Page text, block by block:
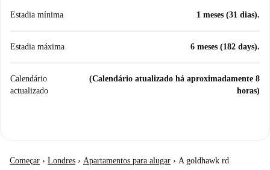
Estadia mínima 1 meses (31 dias).
Estadia máxima 6 meses (182 days).
Calendário
actualizado
(Calendário atualizado há aproximadamente 8
horas)
Começar › Londres › Apartamentos para alugar › A goldhawk rd